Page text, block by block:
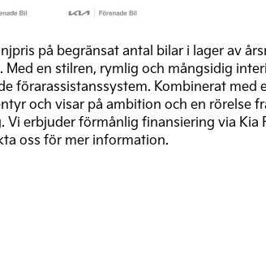
på begränsat antal bilar i lager av
Med en stilren, rymlig och mångsidig
förarassistanssystem. Kombinerat
och visar på ambition och en rörelse
Vi erbjuder förmånlig finansiering via Kia
oss för mer information.